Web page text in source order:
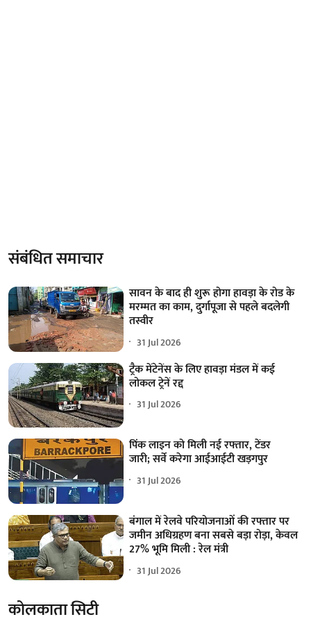
संबंधित समाचार
सावन के बाद ही शुरू होगा हावड़ा के रोड के
मरम्मत का काम, दुर्गापूजा से पहले बदलेगी
तस्वीर
31 Jul 2026
ट्रैक मेंटेनेंस के लिए हावड़ा मंडल में कई
लोकल ट्रेनें रद्द
31 Jul 2026
पिंक लाइन को मिली नई रफ्तार, टेंडर
जारी; सर्वे करेगा आईआईटी खड़गपुर
31 Jul 2026
बंगाल में रेलवे परियोजनाओं की रफ्तार पर
जमीन अधिग्रहण बना सबसे बड़ा रोड़ा, केवल
27% भूमि मिली : रेल मंत्री
31 Jul 2026
कोलकाता सिटी